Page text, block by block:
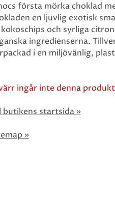
första mörka choklad
en ljuvlig exotisk
kokoschips och syrliga
ingredienserna.
i en miljövänlig,
ingår inte denna
butikens startsida »
»